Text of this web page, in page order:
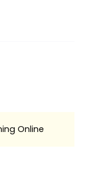
Online